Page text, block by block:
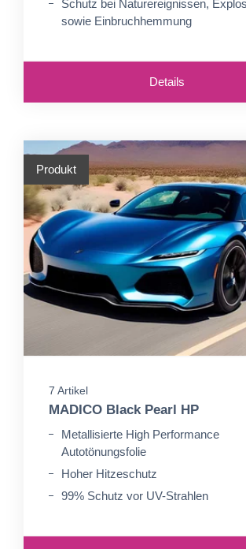
Schutz bei Naturereignissen,
sowie Einbruchhemmung
Details
Produkt
7 Artikel
MADICO Black Pearl HP
Metallisierte High Performance
Autotönungsfolie
Hoher Hitzeschutz
99% Schutz vor UV-Strahlen